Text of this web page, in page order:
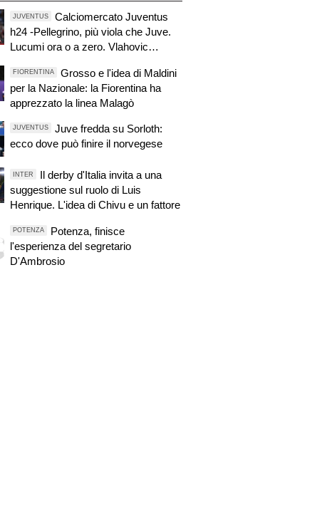
JUVENTUS
Calciomercato Juventus
h24 -Pellegrino, più viola che Juve.
Lucumi ora o a zero. Vlahovic
Gregorio! Real su Locatelli. Intrigo
Psg-Juve per il portiere. Avanza
Trubin
FIORENTINA
Grosso e l'idea di Maldini
per la Nazionale: la Fiorentina ha
apprezzato la linea Malagò
JUVENTUS
Juve fredda su Sorloth:
ecco dove può finire il norvegese
INTER
Il derby d'Italia invita a una
suggestione sul ruolo di Luis
Henrique. L'idea di Chivu e un fattore
POTENZA
Potenza, finisce
l'esperienza del segretario
D'Ambrosio